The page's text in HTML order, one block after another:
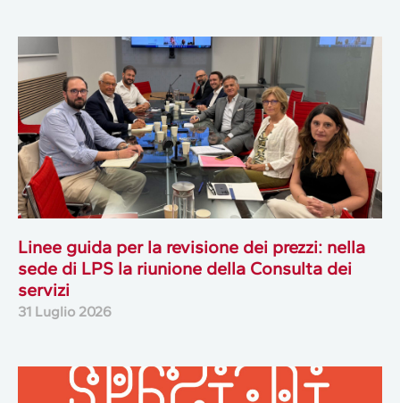
Linee guida per la revisione dei prezzi: nella
sede di LPS la riunione della Consulta dei
servizi
31 Luglio 2026